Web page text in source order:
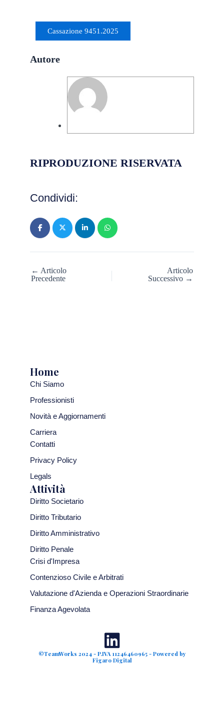
Cassazione 9451.2025
Autore
RIPRODUZIONE RISERVATA
Condividi:
← Articolo
Precedente
Articolo
Successivo →
Home
Chi Siamo
Professionisti
Novità e Aggiornamenti
Carriera
Contatti
Privacy Policy
Legals
Attività
Diritto Societario
Diritto Tributario
Diritto Amministrativo
Diritto Penale
Crisi d'Impresa
Contenzioso Civile e Arbitrati
Valutazione d'Azienda e Operazioni Straordinarie
Finanza Agevolata
©TeamWorks 2024 - P.IVA 11246460965 - Powered by
Figaro Digital